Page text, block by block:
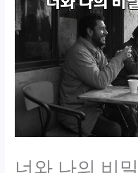
너와 나의 비